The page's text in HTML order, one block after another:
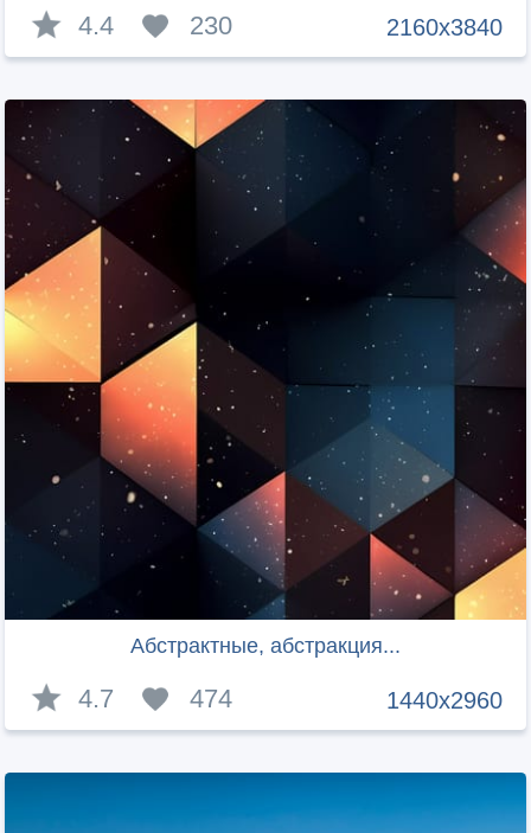
2160x3840
4.4 230
Абстрактные, абстракция...
1440x2960
4.7 474